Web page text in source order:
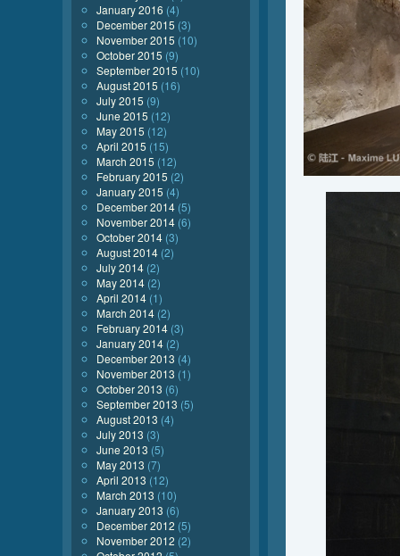
January 2016 (4)
December 2015 (3)
November 2015 (10)
October 2015 (9)
September 2015 (10)
August 2015 (16)
July 2015 (9)
June 2015 (12)
May 2015 (12)
April 2015 (15)
March 2015 (12)
February 2015 (2)
January 2015 (4)
December 2014 (5)
November 2014 (6)
October 2014 (3)
August 2014 (2)
July 2014 (2)
May 2014 (2)
April 2014 (1)
March 2014 (2)
February 2014 (3)
January 2014 (2)
December 2013 (4)
November 2013 (1)
October 2013 (6)
September 2013 (5)
August 2013 (4)
July 2013 (3)
June 2013 (5)
May 2013 (7)
April 2013 (12)
March 2013 (10)
January 2013 (6)
December 2012 (5)
November 2012 (2)